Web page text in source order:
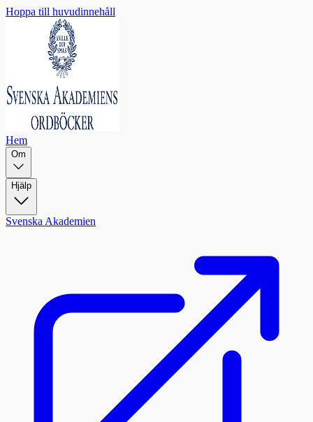
Hoppa till huvudinnehåll
Hem
Om
Hjälp
Svenska Akademien